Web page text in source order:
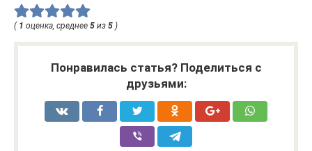
( 1 оценка, среднее 5 из 5 )
Понравилась статья? Поделиться с
друзьями: